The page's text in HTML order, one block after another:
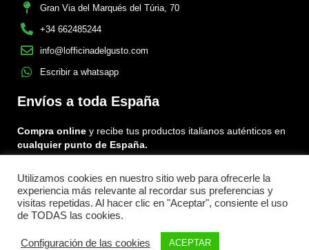
Gran Via del Marqués del Túria, 70
+34 662485244
info@lofficinadelgusto.com
Escribir a whatsapp
Envíos a toda España
Compra online y recibe tus productos italianos auténticos en
cualquier punto de España.
Encuéntranos en:
FacebookInstagram
Tiktok
Menu
Utilizamos cookies en nuestro sitio web para ofrecerle la
experiencia más relevante al recordar sus preferencias y
visitas repetidas. Al hacer clic en "Aceptar", consiente el uso
de TODAS las cookies.
Configuración de las cookies ACEPTAR